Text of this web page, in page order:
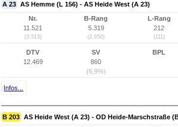
A 23 AS Hemme (L 156) - AS Heide West (A 23)
Nr.
11.521
(3.513)
B-Rang
5.319
(2.950)
L-Rang
212
(111)
DTV
12.469
SV
860
(6,9%)
BPL
Infos...
B 203 AS Heide West (A 23) - OD Heide-Marschstraße